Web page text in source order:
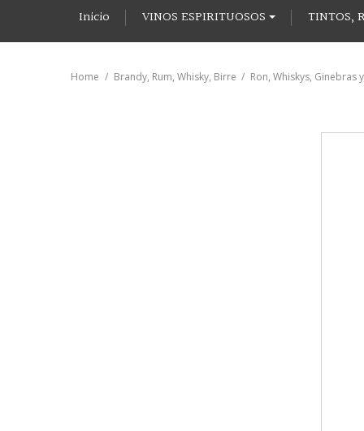
Inicio VINOS ESPIRITUOSOS TINTOS,
Home Brandy, Rum, Whisky, Birre Ron, Whiskys, Ginebras